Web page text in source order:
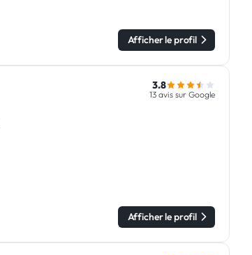
Afficher le profil
3.8
13 avis sur Google
Afficher le profil